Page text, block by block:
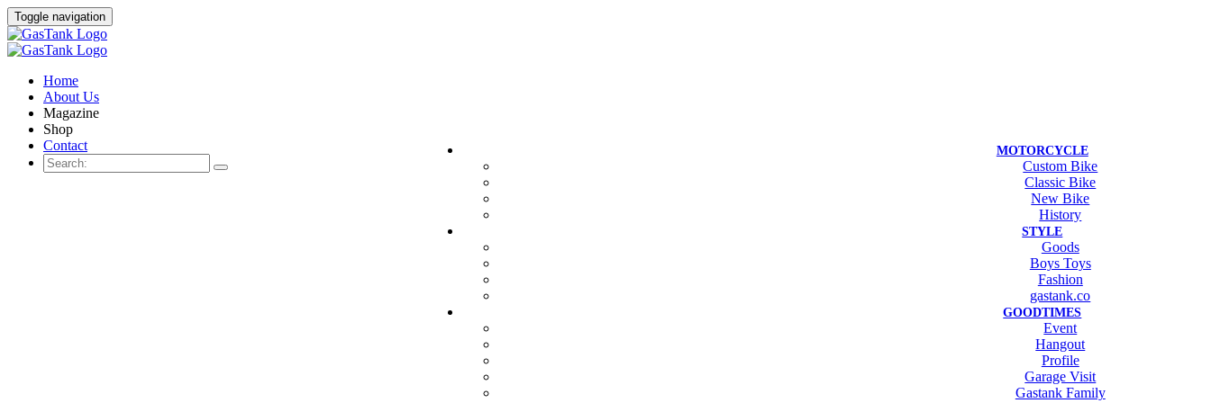
Toggle navigation
Home
About Us
Magazine
Shop
Contact
MOTORCYCLE
Custom Bike
Classic Bike
New Bike
History
STYLE
Goods
Boys Toys
Fashion
gastank.co
GOODTIMES
Event
Hangout
Profile
Garage Visit
Gastank Family